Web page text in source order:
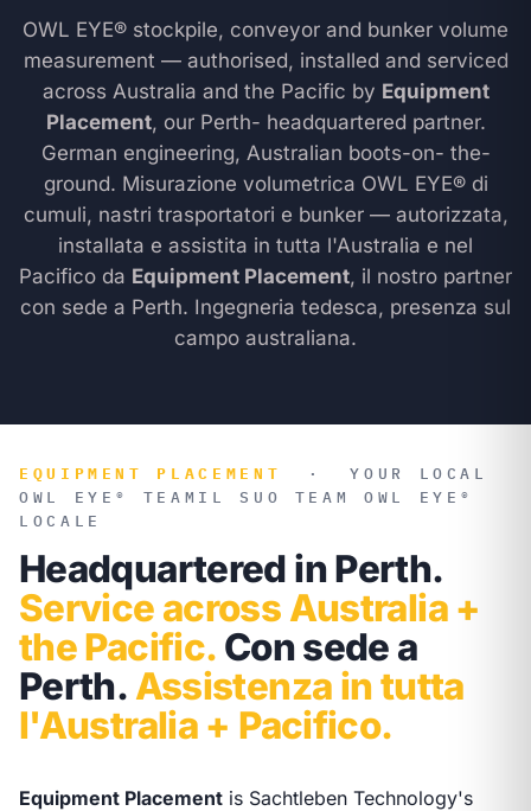
OWL EYE® stockpile, conveyor and bunker volume
measurement — authorised, installed and serviced
across Australia and the Pacific by Equipment
Placement, our Perth- headquartered partner.
German engineering, Australian boots-on- the-
ground. Misurazione volumetrica OWL EYE® di
cumuli, nastri trasportatori e bunker — autorizzata,
installata e assistita in tutta l'Australia e nel
Pacifico da Equipment Placement, il nostro partner
con sede a Perth. Ingegneria tedesca, presenza sul
campo australiana.
EQUIPMENT PLACEMENT ·YOUR LOCAL
OWL EYE® TEAM IL SUO TEAM OWL EYE®
LOCALE
Headquartered in Perth.
Service across Australia +
the Pacific. Con sede a
Perth.Assistenza in tutta
l'Australia + Pacifico.
Equipment Placement is Sachtleben Technology's